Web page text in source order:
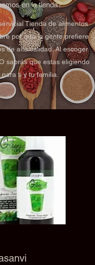
en la tienda?
Tienda de alimentos
por qué la gente prefiere
de alta calidad. Al escoger
sabrás que estas eligiendo
ti y tu familia.